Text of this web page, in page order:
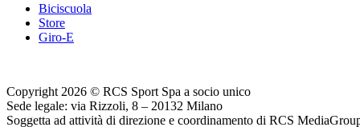
Biciscuola
Store
Giro-E
Copyright 2026 © RCS Sport Spa a socio unico
Sede legale: via Rizzoli, 8 – 20132 Milano
Soggetta ad attività di direzione e coordinamento di RCS